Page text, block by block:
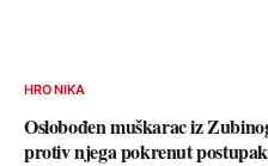
HRONIKA
Oslobođen muškarac iz
protiv njega pokrenut